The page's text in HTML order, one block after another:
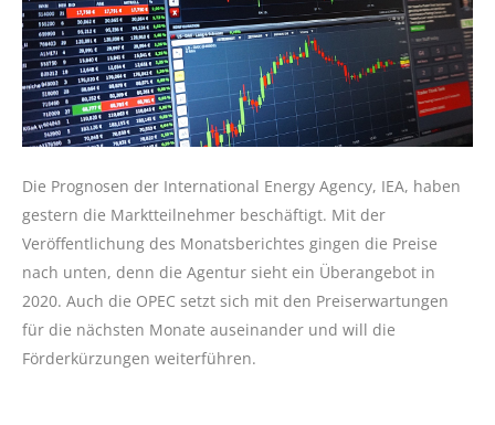
Die Prognosen der International Energy Agency, IEA, haben
gestern die Marktteilnehmer beschäftigt. Mit der
Veröffentlichung des Monatsberichtes gingen die Preise
nach unten, denn die Agentur sieht ein Überangebot in
2020. Auch die OPEC setzt sich mit den Preiserwartungen
für die nächsten Monate auseinander und will die
Förderkürzungen weiterführen.